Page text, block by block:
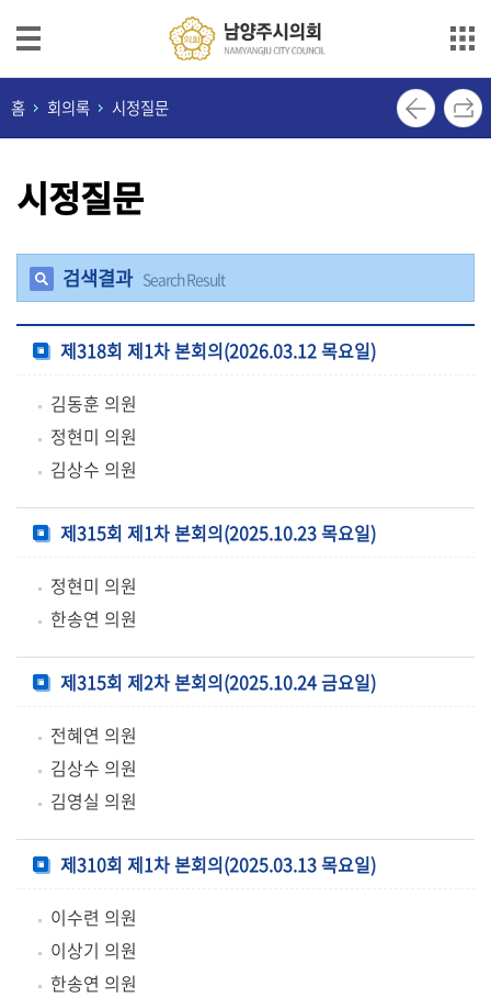
본문으로 바로가기
메인메뉴 바로가기
의
회
내
원
소
개
동
의
회
식
의
록
인
터
넷
송
회
자
료
홈 회의록 시정질문
시정질문
검색결과 Search Result
제318회 제1차 본회의(2026.03.12 목요일)
김동훈 의원
정현미 의원
김상수 의원
제315회 제1차 본회의(2025.10.23 목요일)
정현미 의원
한송연 의원
제315회 제2차 본회의(2025.10.24 금요일)
전혜연 의원
김상수 의원
김영실 의원
제310회 제1차 본회의(2025.03.13 목요일)
이수련 의원
이상기 의원
한송연 의원